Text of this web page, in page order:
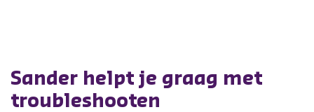
Sander helpt je graag met
troubleshooten